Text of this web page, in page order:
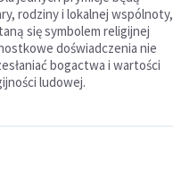
rodziny i lokalnej wspólnoty,
się symbolem religijnej
doświadczenia nie
bogactwa i wartości
ludowej.